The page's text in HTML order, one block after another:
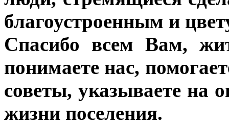
благоустроенным и
Спасибо всем Вам,
понимаете нас,
советы, указываете на
жизни поселения.